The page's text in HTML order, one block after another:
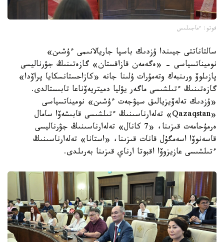
فوتو: ءماجىلىس
سالتاناتتى جيىندا ۇزدىك باسپا جاريالانىمى ءۇشىن»
نوميناتسياسى - «ەگەمەن قازاقستان» گازەتىنىڭ جۋرناليسى
پازىلوۆ ورىنبەك وتەمۇرات ۇلىنا جانە «كازاحستانسكايا پراۆدا»
گازەتىنىڭ ءتىلشىسى ماگەر يۋليا دميتريەۆناعا تابىستالدى.
«ۇزدىك تەلەۆيزيالىق سيۋجەت ءۇشىن» نوميناتسياسى
«Qazaqstan» تەلەارناسىنىڭ ءتىلشىسى قابىشەۆا سامال
ەرمۇحامەت قىزىنا، «7 كانال» تەلەارناسىنىڭ جۋرناليسى
قاسەنوۆا اسەمگۇل قانات قىزىنا، «استانا» تەلەارناسىنىڭ
ءتىلشىسى عازيزوۆا اقبوتا ارناي قىزىنا بەرىلدى.